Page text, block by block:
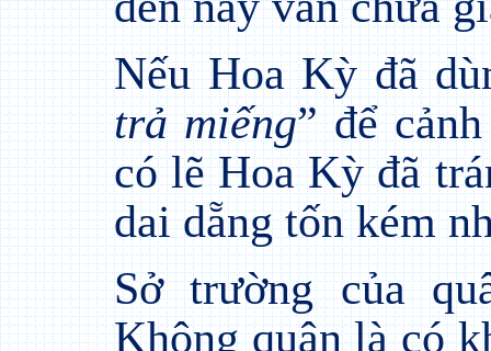
Nếu Hoa Kỳ đã
trả miếng” để
có lẽ Hoa Kỳ đã
dai dẵng tốn kém
Sở trường của
Không quân là có